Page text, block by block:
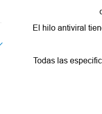
El hilo antiviral
Todas las